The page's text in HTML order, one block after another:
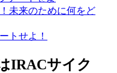
未来のために何をど
トせよ！
IRACサイク